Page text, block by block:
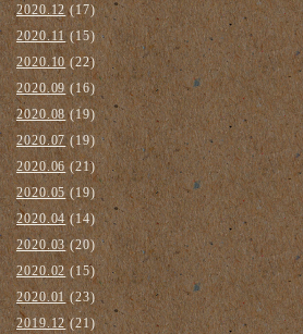
2020.12 (17)
2020.11(15)
2020.10(22)
2020.09(16)
2020.08 (19)
2020.07(19)
2020.06 (21)
2020.05 (19)
2020.04(14)
2020.03(20)
2020.02 (15)
2020.01(23)
2019.12(21)